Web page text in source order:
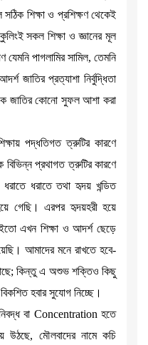
শিক্ষা ও প্রশিক্ষণ থেকেই
সকল শিক্ষা ও জ্ঞানের মূল
পাগলামির সামিল, তেমনি
জাতির প্রত্যাশা নির্বুদ্ধিতা
জাতির কোনো সুফল আশা করা
পদ্ধতিগত ত্রুটির কারণে
বিভিন্ন প্রথাগত ত্রুটির কারণে
ধরাতে তথা হৃদয় খন্ডিত
গেছি। এরপর হৃদয়হরী হয়ে
এখন শিক্ষা ও আদর্শ ছেড়ে
আমাদের মনে রাখতে হবে-
আছে; কিন্তু এ অশুভ শক্তিও কিছু
বিকশিত হবার সুযোগ নিচ্ছে।
নিবদ্ধ বা Concentration হতে
উঠছে, মৌলবাদের নামে কচি